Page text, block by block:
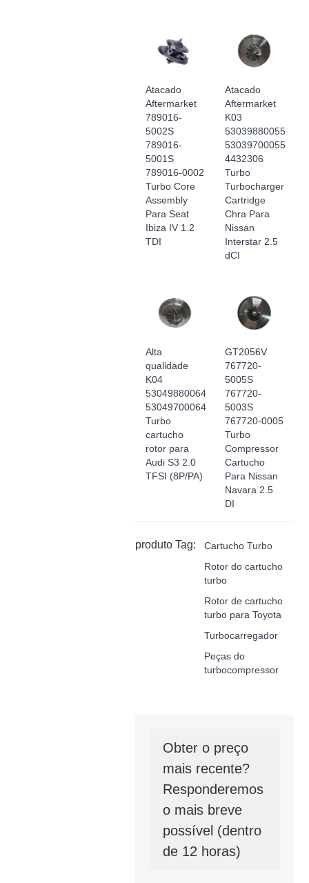
Atacado
Aftermarket
789016-
5002S
789016-
5001S
789016-0002
Turbo Core
Assembly
Para Seat
Ibiza IV 1.2
TDI
Atacado
Aftermarket
K03
53039880055
53039700055
4432306
Turbo
Turbocharger
Cartridge
Chra Para
Nissan
Interstar 2.5
dCI
Alta
qualidade
K04
53049880064
53049700064
Turbo
cartucho
rotor para
Audi S3 2.0
TFSI (8P/PA)
GT2056V
767720-
5005S
767720-
5003S
767720-0005
Turbo
Compressor
Cartucho
Para Nissan
Navara 2.5
DI
produto Tag:
Cartucho Turbo
Rotor do cartucho
turbo
Rotor de cartucho
turbo para Toyota
Turbocarregador
Peças do
turbocompressor
Obter o preço
mais recente?
Responderemos
o mais breve
possível (dentro
de 12 horas)